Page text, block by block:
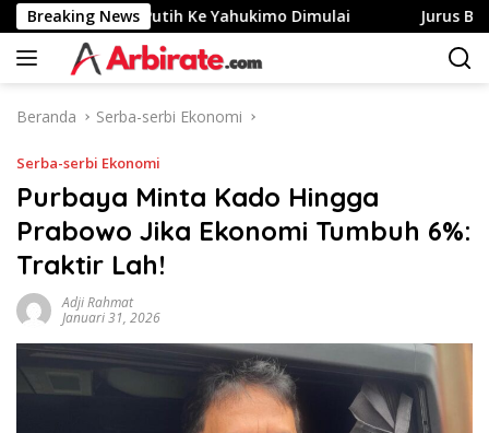
Langsung
ke
konten
Breaking News
Desa Merah Putih Ke Yahukimo Dimulai Jurus Bank
Beranda Serba-serbi Ekonomi
Serba-serbi Ekonomi
Purbaya Minta Kado Hingga
Prabowo Jika Ekonomi Tumbuh 6%:
Traktir Lah!
Adji Rahmat
Januari 31, 2026